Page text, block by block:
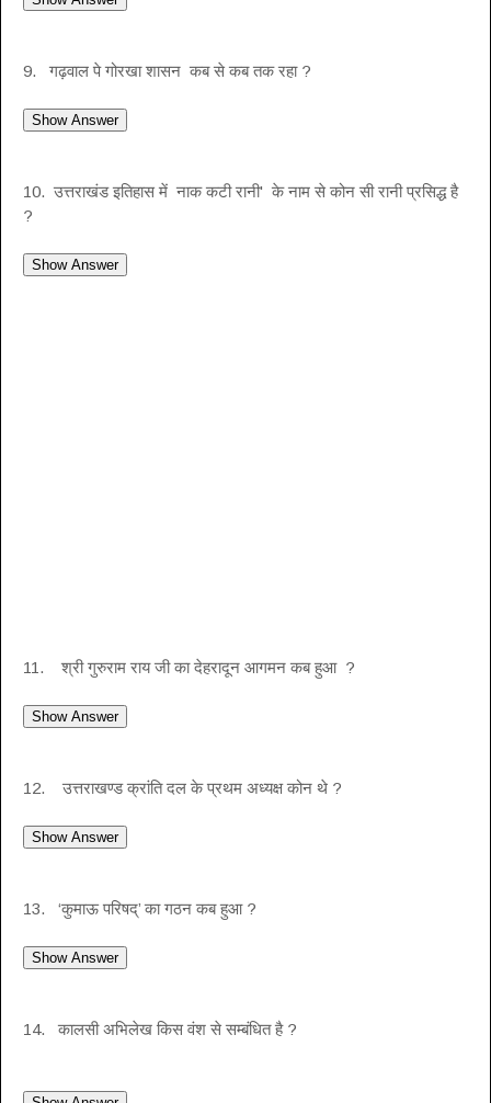
9. गढ़वाल पे गोरखा शासन कब से कब तक रहा ?
10. उत्तराखंड इतिहास में नाक कटी रानी' के नाम से कोन सी रानी प्रसिद्ध है
?
11. श्री गुरुराम राय जी का देहरादून आगमन कब हुआ ?
12. उत्तराखण्ड क्रांति दल के प्रथम अध्यक्ष कोन थे ?
13. ‘कुमाऊ परिषद्’ का गठन कब हुआ ?
14. कालसी अभिलेख किस वंश से सम्बंधित है ?